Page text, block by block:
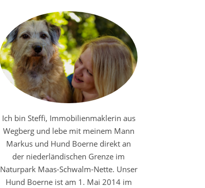
Ich bin Steffi, Immobilienmaklerin aus
Wegberg und lebe mit meinem Mann
Markus und Hund Boerne direkt an
der niederländischen Grenze im
Naturpark Maas-Schwalm-Nette. Unser
Hund Boerne ist am 1. Mai 2014 im